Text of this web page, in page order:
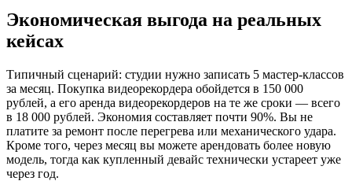
Экономическая выгода на реальных
кейсах
Типичный сценарий: студии нужно записать 5 мастер-классов
за месяц. Покупка видеорекордера обойдется в 150 000
рублей, а его аренда видеорекордеров на те же сроки — всего
в 18 000 рублей. Экономия составляет почти 90%. Вы не
платите за ремонт после перегрева или механического удара.
Кроме того, через месяц вы можете арендовать более новую
модель, тогда как купленный девайс технически устареет уже
через год.